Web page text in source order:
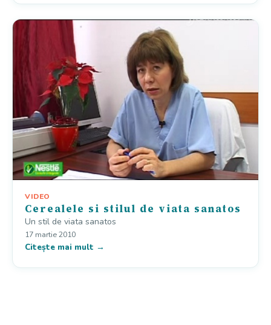
VIDEO
Cerealele si stilul de viata sanatos
Un stil de viata sanatos
17 martie 2010
Citește mai mult →